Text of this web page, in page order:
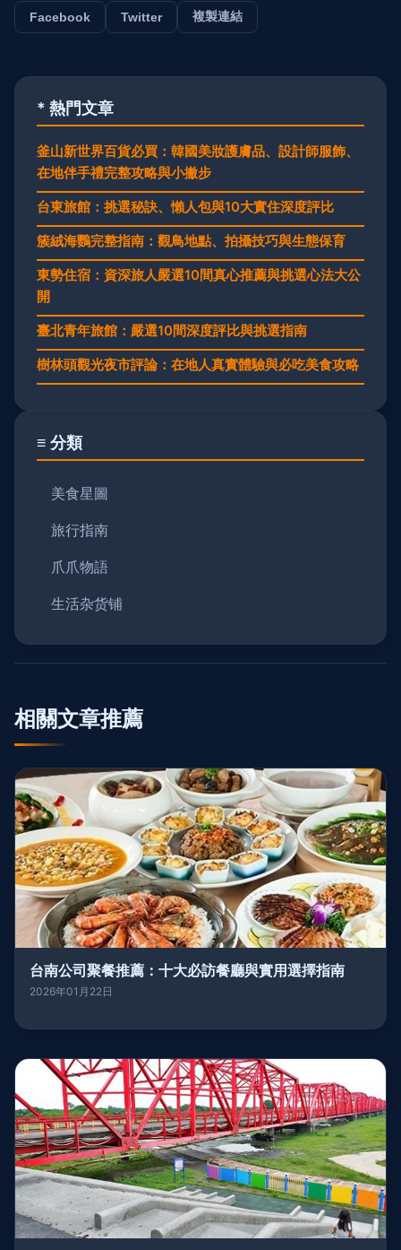
Facebook Twitter 複製連結
* 熱門文章
釜山新世界百貨必買：韓國美妝護膚品、設計師服飾、
在地伴手禮完整攻略與小撇步
台東旅館：挑選秘訣、懶人包與10大實住深度評比
簇絨海鸚完整指南：觀鳥地點、拍攝技巧與生態保育
東勢住宿：資深旅人嚴選10間真心推薦與挑選心法大公
開
臺北青年旅館：嚴選10間深度評比與挑選指南
樹林頭觀光夜市評論：在地人真實體驗與必吃美食攻略
≡ 分類
美食星圖
旅行指南
爪爪物語
生活杂货铺
相關文章推薦
台南公司聚餐推薦：十大必訪餐廳與實用選擇指南
2026年01月22日